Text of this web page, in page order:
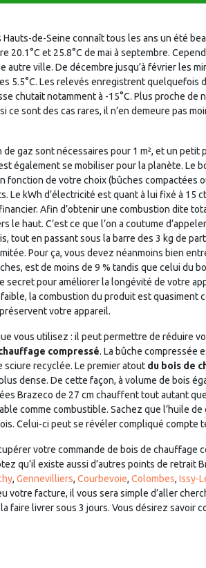
de-Seine connaît tous les ans un été
et 25.8°C de mai à septembre.
autre ville. De décembre jusqu’à février les
5.5°C. Les relevés enregistrent
chutait notamment à -15°C. Plus proche
ce sont des cas rares, il n’en demeure pas
gaz sont nécessaires pour 1 m², et un petit
également se mobiliser pour la planète. Le
de votre choix (bûches compactées
Le kWh d’électricité est quant à lui fixé à 15
Afin d’obtenir une combustion dite
haut. C’est ce que l’on a coutume
tout en passant sous la barre des 3 kg de
Pour ça, vous devez néanmoins bien
est de moins de 9 % tandis que celui du
secret pour améliorer la longévité de votre
la combustion du produit est quasiment
votre appareil.
vous utilisez : il peut permettre de réduire
compressé. La bûche compressée
recyclée. Le premier atout du bois de
dense. De cette façon, à volume de bois
Brazeco de 27 cm chauffent tout autant
comme combustible. Sachez que l’huile
Celui-ci peut se révéler compliqué compte
votre commande de bois de chauffage
qu’il existe aussi d’autres points de retrait
, Gennevilliers, Courbevoie, Colombes, Issy-
votre facture, il vous sera simple d’aller
faire livrer sous 3 jours. Vous désirez savoir